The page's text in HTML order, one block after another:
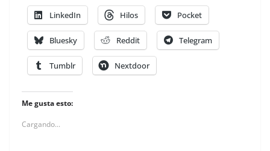
LinkedIn Hilos Pocket
Bluesky Reddit Telegram
Tumblr Nextdoor
Me gusta esto:
Cargando...